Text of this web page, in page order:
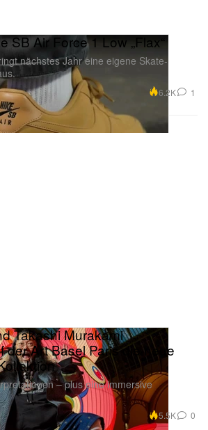
SB Air Force 1 Low „Flax“
nächstes Jahr eine eigene Skate-
6.2K 1
Takashi Murakami
der Art Basel Paris die neue
– plus eine immersive
5.5K 0